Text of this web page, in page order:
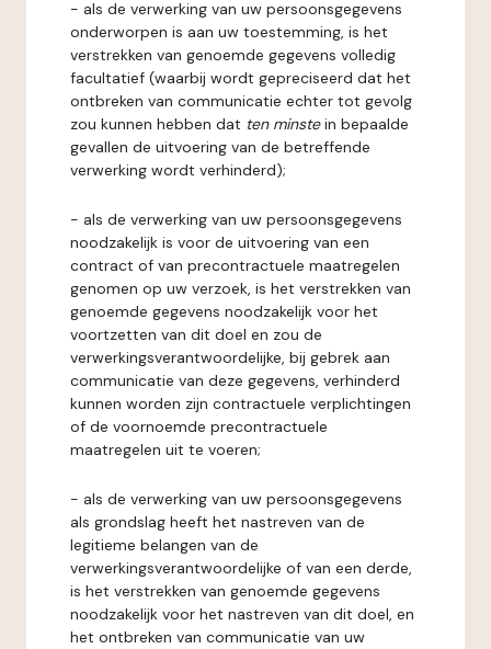
- als de verwerking van uw persoonsgegevens
onderworpen is aan uw toestemming, is het
verstrekken van genoemde gegevens volledig
facultatief (waarbij wordt gepreciseerd dat het
ontbreken van communicatie echter tot gevolg
zou kunnen hebben dat ten minstein bepaalde
gevallen de uitvoering van de betreffende
verwerking wordt verhinderd);
- als de verwerking van uw persoonsgegevens
noodzakelijk is voor de uitvoering van een
contract of van precontractuele maatregelen
genomen op uw verzoek, is het verstrekken van
genoemde gegevens noodzakelijk voor het
voortzetten van dit doel en zou de
verwerkingsverantwoordelijke, bij gebrek aan
communicatie van deze gegevens, verhinderd
kunnen worden zijn contractuele verplichtingen
of de voornoemde precontractuele
maatregelen uit te voeren;
- als de verwerking van uw persoonsgegevens
als grondslag heeft het nastreven van de
legitieme belangen van de
verwerkingsverantwoordelijke of van een derde,
is het verstrekken van genoemde gegevens
noodzakelijk voor het nastreven van dit doel, en
het ontbreken van communicatie van uw